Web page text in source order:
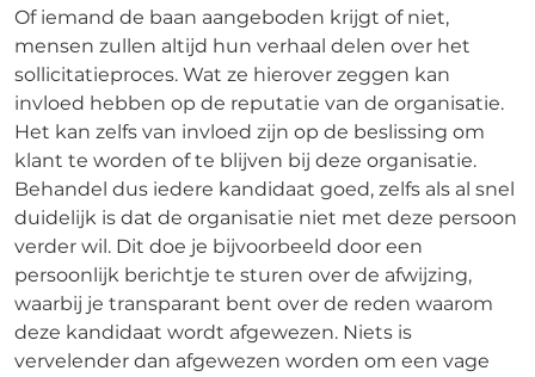
Of iemand de baan aangeboden krijgt of niet,
mensen zullen altijd hun verhaal delen over het
sollicitatieproces. Wat ze hierover zeggen kan
invloed hebben op de reputatie van de organisatie.
Het kan zelfs van invloed zijn op de beslissing om
klant te worden of te blijven bij deze organisatie.
Behandel dus iedere kandidaat goed, zelfs als al snel
duidelijk is dat de organisatie niet met deze persoon
verder wil. Dit doe je bijvoorbeeld door een
persoonlijk berichtje te sturen over de afwijzing,
waarbij je transparant bent over de reden waarom
deze kandidaat wordt afgewezen. Niets is
vervelender dan afgewezen worden om een vage